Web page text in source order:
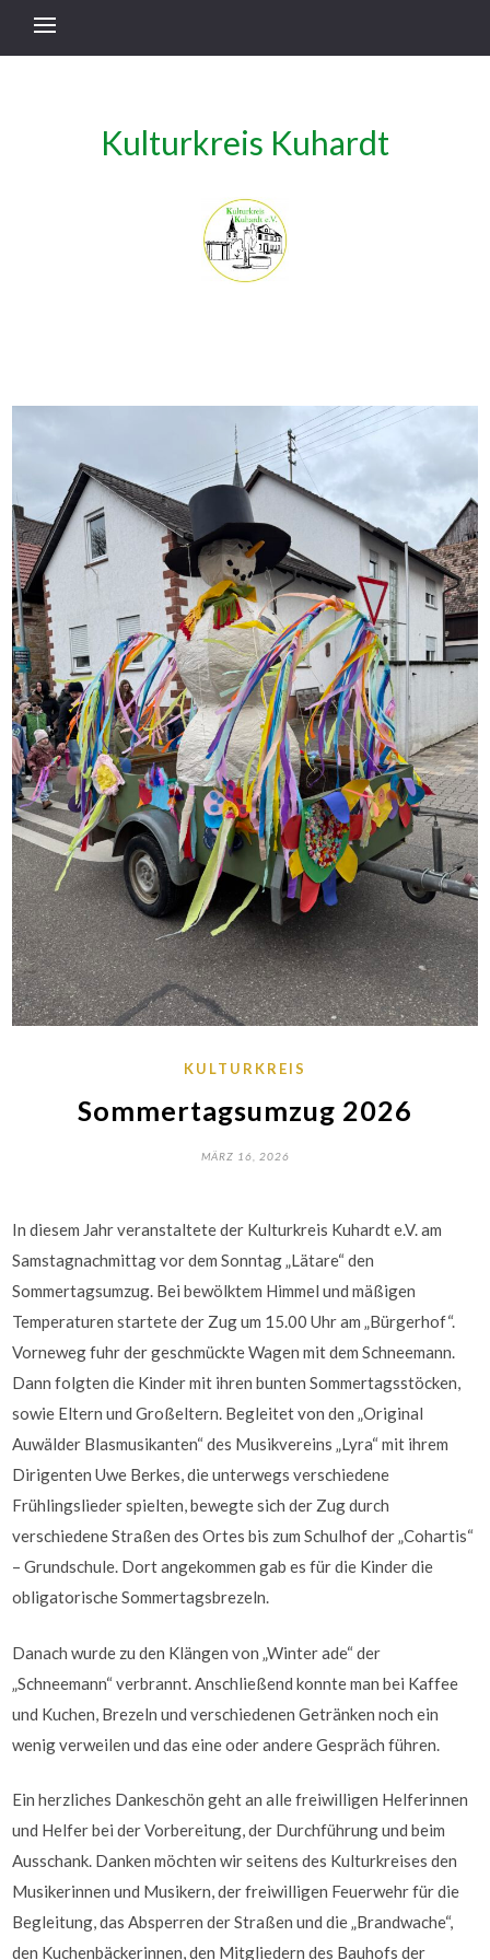
Kulturkreis Kuhardt
KULTURKREIS
Sommertagsumzug 2026
MÄRZ 16, 2026
In diesem Jahr veranstaltete der Kulturkreis Kuhardt e.V. am
Samstagnachmittag vor dem Sonntag „Lätare“ den
Sommertagsumzug. Bei bewölktem Himmel und mäßigen
Temperaturen startete der Zug um 15.00 Uhr am „Bürgerhof“.
Vorneweg fuhr der geschmückte Wagen mit dem Schneemann.
Dann folgten die Kinder mit ihren bunten Sommertagsstöcken,
sowie Eltern und Großeltern. Begleitet von den „Original
Auwälder Blasmusikanten“ des Musikvereins „Lyra“ mit ihrem
Dirigenten Uwe Berkes, die unterwegs verschiedene
Frühlingslieder spielten, bewegte sich der Zug durch
verschiedene Straßen des Ortes bis zum Schulhof der „Cohartis“
– Grundschule. Dort angekommen gab es für die Kinder die
obligatorische Sommertagsbrezeln.
Danach wurde zu den Klängen von „Winter ade“ der
„Schneemann“ verbrannt. Anschließend konnte man bei Kaffee
und Kuchen, Brezeln und verschiedenen Getränken noch ein
wenig verweilen und das eine oder andere Gespräch führen.
Ein herzliches Dankeschön geht an alle freiwilligen Helferinnen
und Helfer bei der Vorbereitung, der Durchführung und beim
Ausschank. Danken möchten wir seitens des Kulturkreises den
Musikerinnen und Musikern, der freiwilligen Feuerwehr für die
Begleitung, das Absperren der Straßen und die „Brandwache“,
den Kuchenbäckerinnen, den Mitgliedern des Bauhofs der